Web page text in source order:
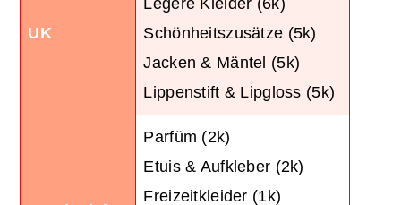
UK
Legere Kleider (6k)
Schönheitszusätze (5k)
Jacken & Mäntel (5k)
Lippenstift & Lipgloss (5k)
Parfüm (2k)
Etuis & Aufkleber (2k)
Freizeitkleider (1k)